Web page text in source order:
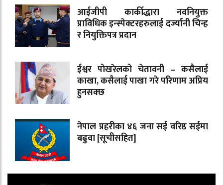
आईजीपी कार्कीद्धारा नवनियुक्त
प्राविधिक इन्स्पेक्टरहरुलाई दर्ज्यानी चिन्ह
र नियुक्तिपत्र प्रदान
ईश्वर पोखरेलको चेतावनी – कसैलाई
काखा, कसैलाई पाखा गरे परिणाम अप्रिय
हुनसक्छ
नेपाल प्रहरीका ४६ जना सई वरिष्ठ सईमा
बढुवा [सूचीसहित]